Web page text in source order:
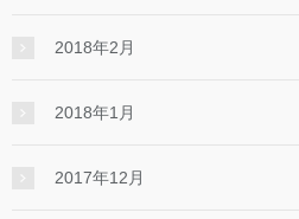
2018年2月
2018年1月
2017年12月